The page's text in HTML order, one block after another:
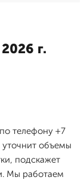
г.
телефону +7
объемы
подскажет
Мы работаем